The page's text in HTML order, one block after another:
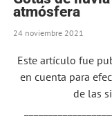
atmósfera
24 noviembre 2021
Este artículo fue
en cuenta para
de las